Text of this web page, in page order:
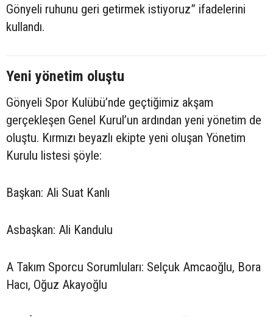
Gönyeli ruhunu geri getirmek istiyoruz” ifadelerini
kullandı.
Yeni yönetim oluştu
Gönyeli Spor Kulübü’nde geçtiğimiz akşam
gerçekleşen Genel Kurul’un ardından yeni yönetim de
oluştu. Kırmızı beyazlı ekipte yeni oluşan Yönetim
Kurulu listesi şöyle:
Başkan: Ali Suat Kanlı
Asbaşkan: Ali Kandulu
A Takım Sporcu Sorumluları: Selçuk Amcaoğlu, Bora
Hacı, Oğuz Akayoğlu